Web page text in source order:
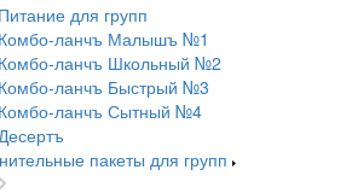
Питание для групп
Комбо-ланчъ Малышъ №1
Комбо-ланчъ Школьный №2
Комбо-ланчъ Быстрый №3
Комбо-ланчъ Сытный №4
Десертъ
пакеты для групп